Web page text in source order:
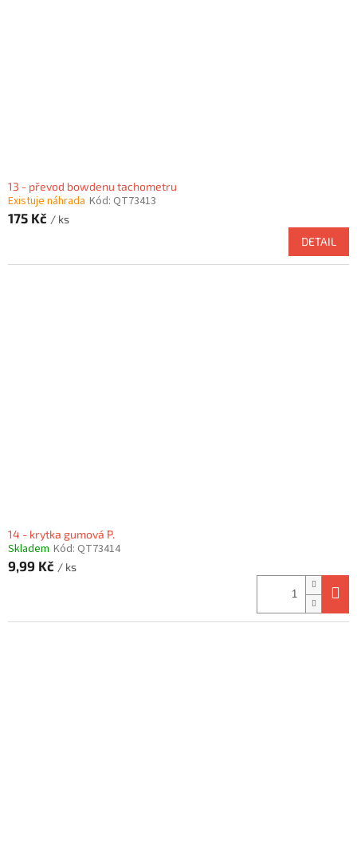
13 - převod bowdenu tachometru
Existuje náhrada Kód: QT73413
175 Kč / ks
DETAIL
14 - krytka gumová P.
Skladem Kód: QT73414
9,99 Kč / ks